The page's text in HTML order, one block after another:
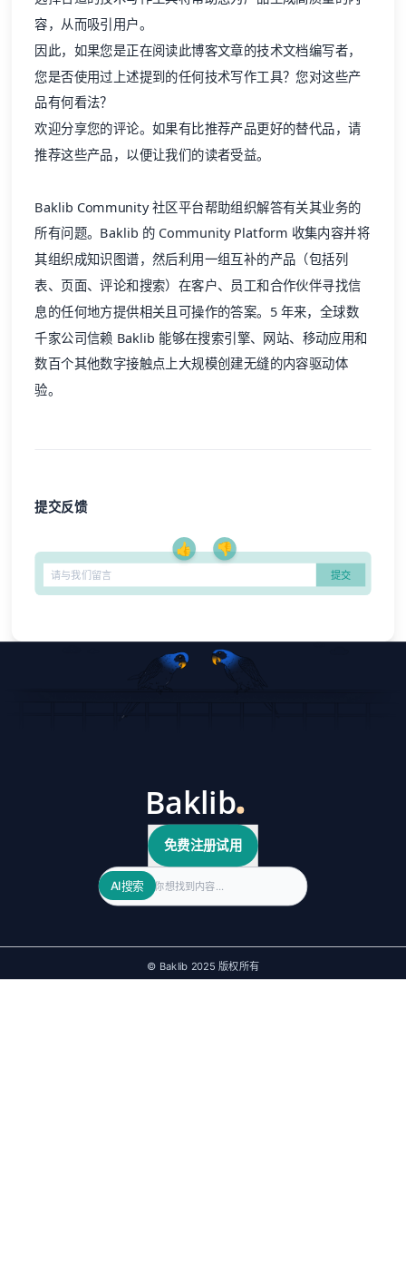
容，从而吸引用户。
因此，如果您是正在阅读此博客文章的技术文档编写者，
您是否使用过上述提到的任何技术写作工具？您对这些产
品有何看法？
欢迎分享您的评论。如果有比推荐产品更好的替代品，请
推荐这些产品，以便让我们的读者受益。
Baklib Community 社区平台帮助组织解答有关其业务的
所有问题。 Baklib 的 Community Platform 收集内容并将
其组织成知识图谱，然后利用一组互补的产品（包括列
表、页面、评论和搜索）在客户、员工和合作伙伴寻找信
息的任何地方提供相关且可操作的答案。5 年来，全球数
千家公司信赖 Baklib 能够在搜索引擎、网站、移动应用和
数百个其他数字接触点上大规模创建无缝的内容驱动体
验。
提交反馈
👍 👎
免费注册试用
Search
AI搜索
© Baklib 2025 版权所有